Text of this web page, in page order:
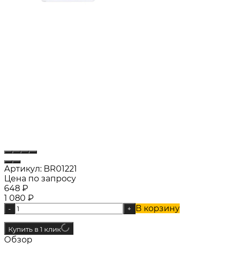
Артикул: BR01221
Цена по запросу
648 ₽
1 080 ₽
- + В корзину
Купить в 1 клик
Обзор